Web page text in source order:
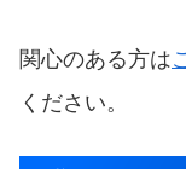
関心のある方は
ください。